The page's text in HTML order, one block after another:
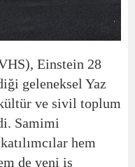
Einstein 28
geleneksel Yaz
ve sivil toplum
Samimi
hem
de yeni iş